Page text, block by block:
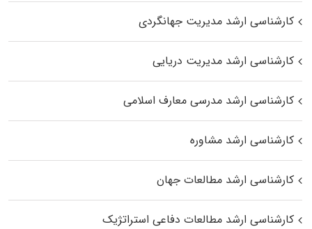
کارشناسی ارشد مدیریت جهانگردی
کارشناسی ارشد مدیریت دریایی
کارشناسی ارشد مدرسی معارف اسلامی
کارشناسی ارشد مشاوره
کارشناسی ارشد مطالعات جهان
کارشناسی ارشد مطالعات دفاعی استراتژیک